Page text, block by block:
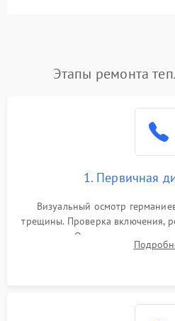
Этапы ремонта
1. Первичная
Визуальный осмотр
трещины. Проверка включения,
зарядки. Оценка вывода
проверка базовых функций и